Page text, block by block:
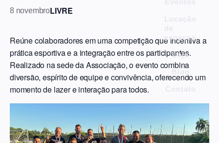
espaços
Loja
8 novembroLIVRE
Reúne colaboradores em uma competição que incentiva a
prática esportiva e a integração entre os participantes.
Realizado na sede da Associação, o evento combina
diversão, espírito de equipe e convivência, oferecendo um
momento de lazer e interação para todos.